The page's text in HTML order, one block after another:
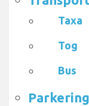
Taxa
Tog
Bus
Parkering